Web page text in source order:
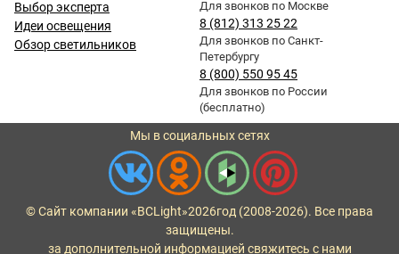
Выбор эксперта
Идеи освещения
Обзор светильников
Для звонков по Москве
8 (812) 313 25 22
Для звонков по Санкт-
Петербургу
8 (800) 550 95 45
Для звонков по России
(бесплатно)
Мы в социальных сетях
© Сайт компании «BCLight»2026год (2008-2026). Все права
защищены.
за дополнительной информацией свяжитесь с нами